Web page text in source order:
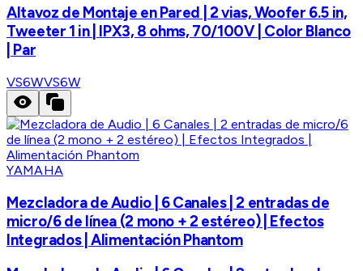
Altavoz de Montaje en Pared | 2 vias, Woofer 6.5 in,
Tweeter 1 in | IPX3, 8 ohms, 70/100V | Color Blanco
| Par
VS6WVS6W
YAMAHA
Mezcladora de Audio | 6 Canales | 2 entradas de
micro/6 de línea (2 mono + 2 estéreo) | Efectos
Integrados | Alimentación Phantom